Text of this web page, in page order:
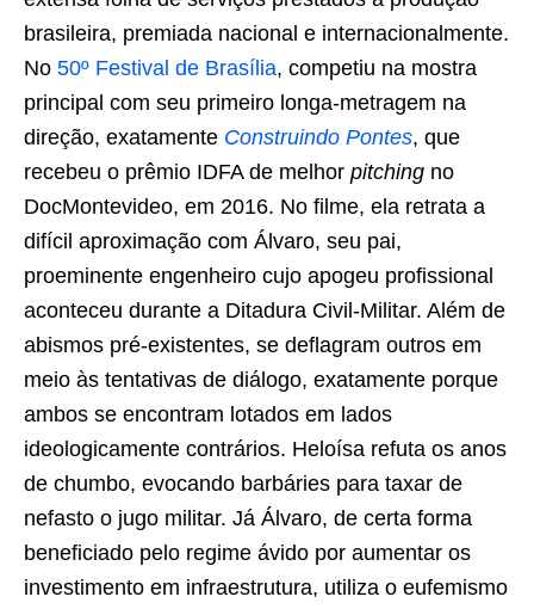
brasileira, premiada nacional e internacionalmente.
No 50º Festival de Brasília, competiu na mostra
principal com seu primeiro longa-metragem na
direção, exatamente Construindo Pontes, que
recebeu o prêmio IDFA de melhor pitching no
DocMontevideo, em 2016. No filme, ela retrata a
difícil aproximação com Álvaro, seu pai,
proeminente engenheiro cujo apogeu profissional
aconteceu durante a Ditadura Civil-Militar. Além de
abismos pré-existentes, se deflagram outros em
meio às tentativas de diálogo, exatamente porque
ambos se encontram lotados em lados
ideologicamente contrários. Heloísa refuta os anos
de chumbo, evocando barbáries para taxar de
nefasto o jugo militar. Já Álvaro, de certa forma
beneficiado pelo regime ávido por aumentar os
investimento em infraestrutura, utiliza o eufemismo